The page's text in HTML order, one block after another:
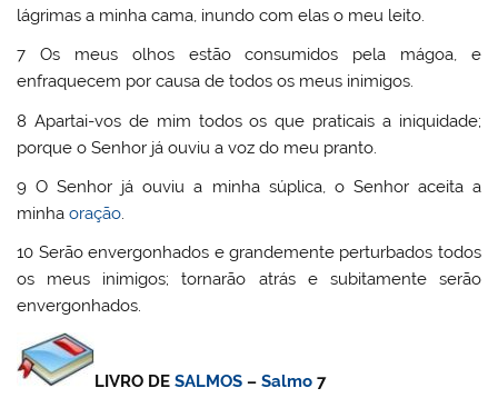
lágrimas a minha cama, inundo com elas o meu leito.
7 Os meus olhos estão consumidos pela mágoa, e
enfraquecem por causa de todos os meus inimigos.
8 Apartai-vos de mim todos os que praticais a iniquidade;
porque o Senhor já ouviu a voz do meu pranto.
9 O Senhor já ouviu a minha súplica, o Senhor aceita a
minhaoração.
10 Serão envergonhados e grandemente perturbados todos
os meus inimigos; tornarão atrás e subitamente serão
envergonhados.
LIVRO DESALMOS –Salmo 7